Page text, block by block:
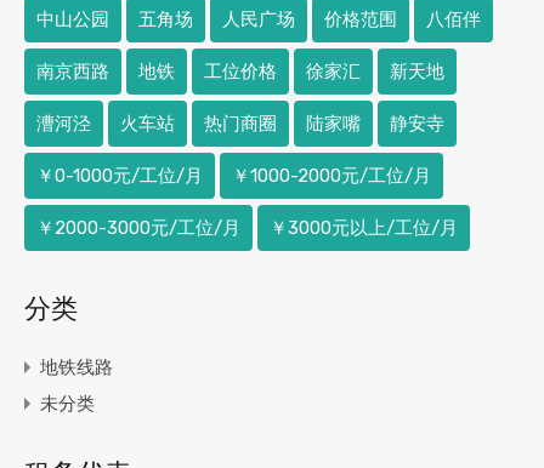
中山公园 五角场 人民广场 价格范围 八佰伴
南京西路 地铁 工位价格 徐家汇 新天地
漕河泾 火车站 热门商圈 陆家嘴 静安寺
￥0-1000元/工位/月 ￥1000-2000元/工位/月
￥2000-3000元/工位/月 ￥3000元以上/工位/月
分类
地铁线路
未分类